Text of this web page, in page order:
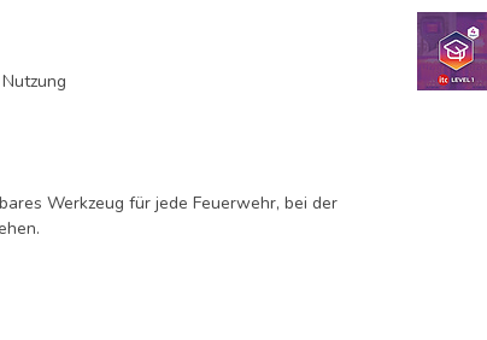
Werkzeug für jede Feuerwehr, bei der